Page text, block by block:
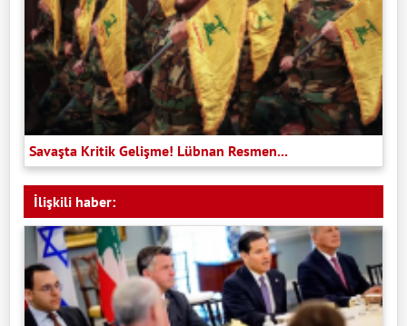
Savaşta Kritik Gelişme! Lübnan Resmen...
İlişkili haber: